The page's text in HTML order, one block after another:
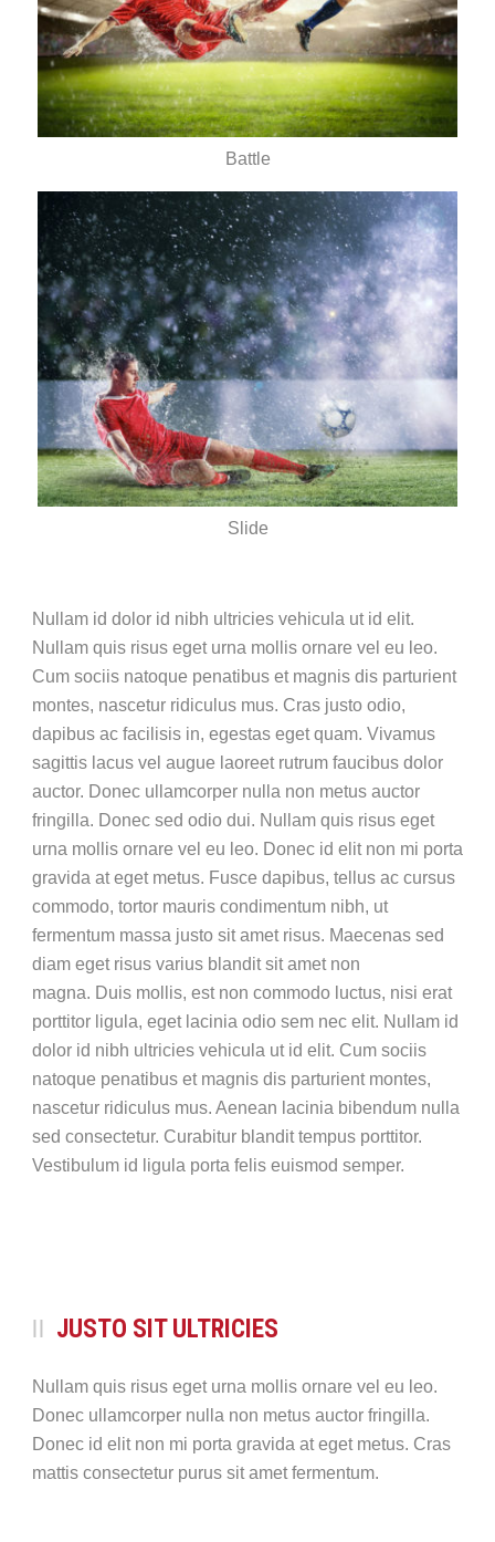
Battle
Slide
Nullam id dolor id nibh ultricies vehicula ut id elit.
Nullam quis risus eget urna mollis ornare vel eu leo.
Cum sociis natoque penatibus et magnis dis parturient
montes, nascetur ridiculus mus. Cras justo odio,
dapibus ac facilisis in, egestas eget quam. Vivamus
sagittis lacus vel augue laoreet rutrum faucibus dolor
auctor. Donec ullamcorper nulla non metus auctor
fringilla. Donec sed odio dui. Nullam quis risus eget
urna mollis ornare vel eu leo. Donec id elit non mi porta
gravida at eget metus. Fusce dapibus, tellus ac cursus
commodo, tortor mauris condimentum nibh, ut
fermentum massa justo sit amet risus. Maecenas sed
diam eget risus varius blandit sit amet non
magna. Duis mollis, est non commodo luctus, nisi erat
porttitor ligula, eget lacinia odio sem nec elit. Nullam id
dolor id nibh ultricies vehicula ut id elit. Cum sociis
natoque penatibus et magnis dis parturient montes,
nascetur ridiculus mus. Aenean lacinia bibendum nulla
sed consectetur. Curabitur blandit tempus porttitor.
Vestibulum id ligula porta felis euismod semper.
JUSTO SIT ULTRICIES
Nullam quis risus eget urna mollis ornare vel eu leo.
Donec ullamcorper nulla non metus auctor fringilla.
Donec id elit non mi porta gravida at eget metus. Cras
mattis consectetur purus sit amet fermentum.